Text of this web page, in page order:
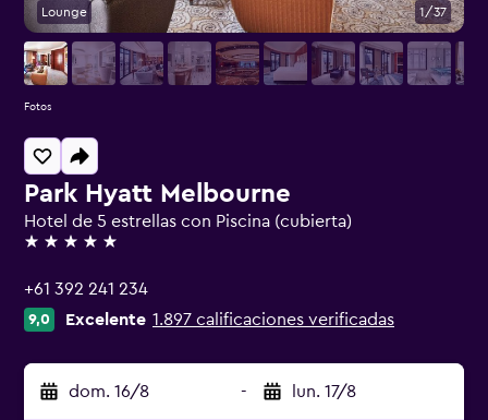
Park Hyatt Melbourne
Hotel de 5 estrellas con Piscina (cubierta)
5 estrellas
+61 392 241 234
9,0 Excelente 1.897 calificaciones verificadas
dom. 16/8 - lun. 17/8
Lounge 1/37
Fotos